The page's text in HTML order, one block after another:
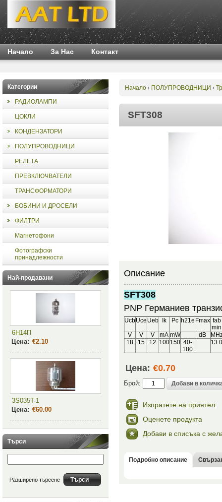
Начало За Нас Контакт
Категории
РАДИОЛАМПИ
ЦОКЛИ
КОНДЕНЗАТОРИ
ПОЛУПРОВОДНИЦИ
РЕЛЕТА
ПРЕВКЛЮЧВАТЕЛИ
ТРАНСФОРМАТОРИ
БОБИНИ И ДРОСЕЛИ
ФИЛТРИ
Магнетофони
Фотографски
принадлежности
Най-продавани
6Н14П
Цена: €2.10
3S035T-1
Цена: €60.00
Търси
Разширено търсене
Начало› ПОЛУПРОВОДНИЦИ ›
SFT308
Описание
SFT308
PNP Германиев
UcbUce Ueb Ik Pc h21e Fmax fab
min
V
V V mA mW dB
18
15 12 100150 40-
180
Цена: €0.70
Брой:
Изпратете на приятел
Оценете продукта
Добави в списъка с
Подробно описание